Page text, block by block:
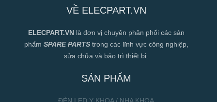
VỀ ELECPART.VN
ELECPART.VN là đơn vị chuyên phân phối các sản
phẩm SPARE PARTStrong các lĩnh vực công nghiệp,
sửa chữa và bảo trì thiết bị.
SẢN PHẨM
ĐÈN LED Y KHOA / NHA KHOA